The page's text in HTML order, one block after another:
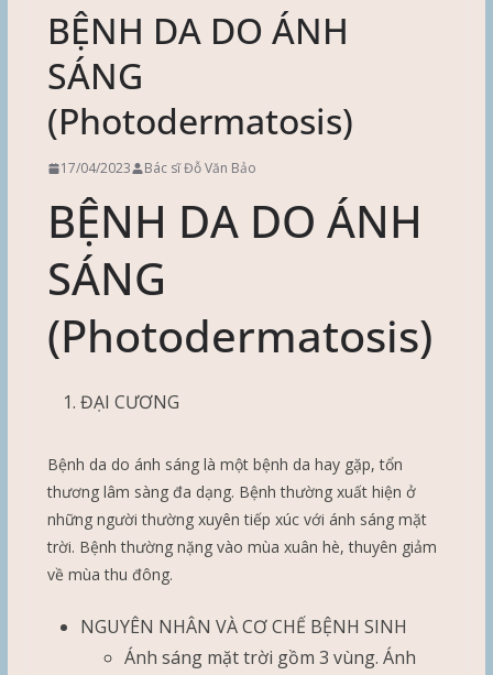
BỆNH DA DO ÁNH
SÁNG
(Photodermatosis)
17/04/2023 Bác sĩ Đỗ Văn Bảo
BỆNH DA DO ÁNH
SÁNG
(Photodermatosis)
ĐẠI CƯƠNG
Bệnh da do ánh sáng là một bệnh da hay gặp, tổn
thương lâm sàng đa dạng. Bệnh thường xuất hiện ở
những người thường xuyên tiếp xúc với ánh sáng mặt
trời. Bệnh thường nặng vào mùa xuân hè, thuyên giảm
về mùa thu đông.
NGUYÊN NHÂN VÀ CƠ CHẾ BỆNH SINH
Ánh sáng mặt trời gồm 3 vùng. Ánh